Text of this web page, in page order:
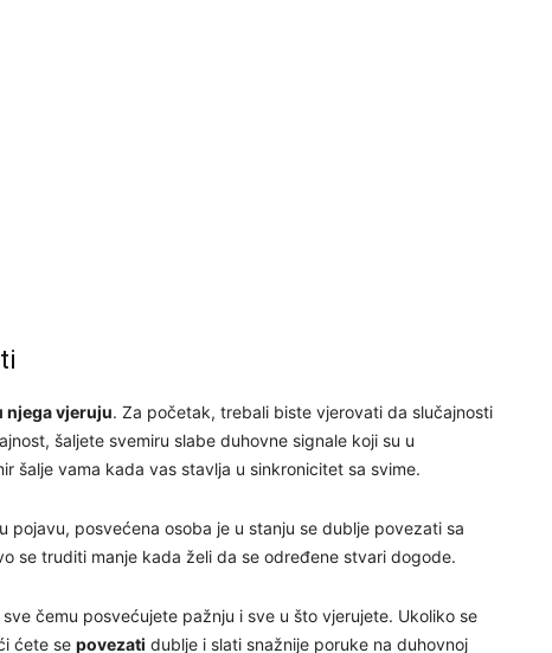
njega vjeruju. Za početak, trebali biste vjerovati da slučajnosti
šaljete svemiru slabe duhovne signale koji su u
šalje vama kada vas stavlja u sinkronicitet sa svime.
pojavu, posvećena osoba je u stanju se dublje povezati sa
se truditi manje kada želi da se određene stvari dogode.
čemu posvećujete pažnju i sve u što vjerujete. Ukoliko se
ćete se povezati dublje i slati snažnije poruke na duhovnoj